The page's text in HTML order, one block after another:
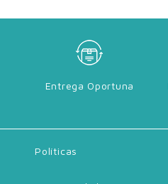
Entrega Oportuna
Políticas